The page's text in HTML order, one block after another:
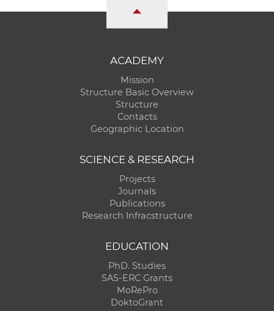
ACADEMY
Mission
Structure Basic Overview
Structure
Contacts
Geographic Location
SCIENCE & RESEARCH
Projects
Journals
Publications
Research Infracstructure
EDUCATION
PhD. Studies
SAS-ERC Grants
MoRePro
DoktoGrant